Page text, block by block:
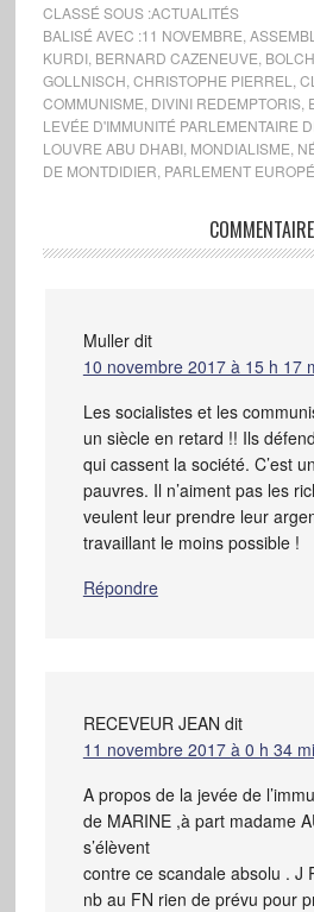
CLASSÉ SOUS :ACTUALITÉS
BALISÉ AVEC :11 NOVEMBRE
KURDI, BERNARD CAZENEUVE
GOLLNISCH CHRISTOPHE PIERREL
COMMUNISME DIVINI REDEMPTORIS,
LEVÉE D'IMMUNITÉ PARLEMENTAIRE
LOUVRE ABU DHABI, MONDIALISME
DE MONTDIDIER PARLEMENT
Muller dit
10 novembre 2017 à 15 h 17
Les socialistes et les
un siècle en retard !! Ils
qui cassent la société. C’est
pauvres. Il n’aiment pas les
veulent leur prendre leur
travaillant le moins possible !
Répondre
RECEVEUR JEAN dit
11 novembre 2017 à 0 h 34
A propos de la jevée de
de MARINE ,à part madame
s’élèvent
contre ce scandale absolu . J
nb au FN rien de prévu pour